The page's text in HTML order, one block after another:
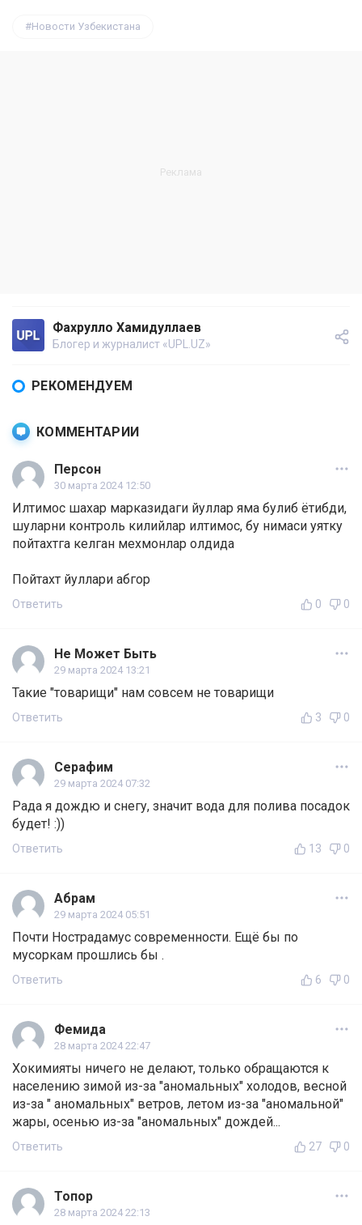
Новости Узбекистана
Фахрулло Хамидуллаев
Блогер и журналист «UPL.UZ»
РЕКОМЕНДУЕМ
КОММЕНТАРИИ
Персон
30 марта 2024 12:50
Илтимос шахар марказидаги йуллар яма булиб ётибди,
шуларни контроль килийлар илтимос, бу нимаси уятку
пойтахтга келган мехмонлар олдида
Пойтахт йуллари абгор
Ответить 0 0
Не Может Быть
29 марта 2024 13:21
Такие "товарищи" нам совсем не товарищи
Ответить 3 0
Серафим
29 марта 2024 07:32
Рада я дождю и снегу, значит вода для полива посадок
будет! :))
Ответить 13 0
Абрам
29 марта 2024 05:51
Почти Нострадамус современности. Ещё бы по
мусоркам прошлись бы .
Ответить 6 0
Фемида
28 марта 2024 22:47
Хокимияты ничего не делают, только обращаются к
населению зимой из-за "аномальных" холодов, весной
из-за " аномальных" ветров, летом из-за "аномальной"
жары, осенью из-за "аномальных" дождей...
Ответить 27 0
Топор
28 марта 2024 22:13